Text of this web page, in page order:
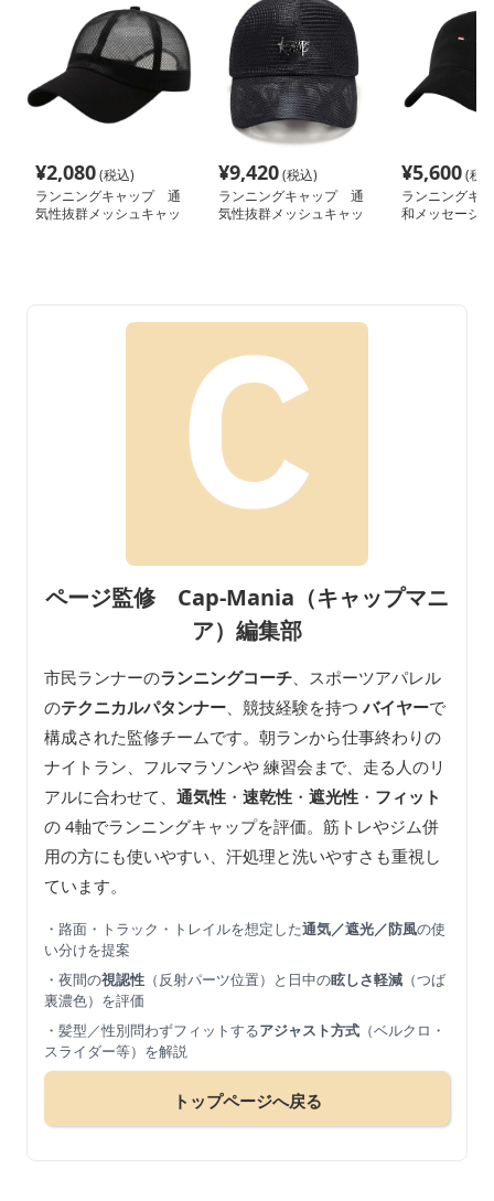
¥2,080(税込)
ランニングキャップ 通
気性抜群メッシュキャッ
¥9,420(税込)
ランニングキャップ 通
気性抜群メッシュキャッ
¥5,600(税
ランニングキ
和メッセージ
ページ監修 Cap-Mania（キャップマニ
ア）編集部
市民ランナーのランニングコーチ 、スポーツアパレル
のテクニカルパタンナー 、競技経験を持つ バイヤーで
構成された監修チームです。朝ランから仕事終わりの
ナイトラン、フルマラソンや 練習会まで、走る人のリ
アルに合わせて、 通気性 ・ 速乾性 ・ 遮光性 ・ フィット
の 4軸でランニングキャップを評価。筋トレやジム併
用の方にも使いやすい、汗処理と洗いやすさも重視し
ています。
・路面・トラック・トレイルを想定した通気／遮光／防風の使
い分けを提案
・夜間の視認性 （反射パーツ位置）と日中の眩しさ軽減 （つば
裏濃色）を評価
・髪型／性別問わずフィットするアジャスト方式 （ベルクロ・
スライダー等）を解説
トップページへ戻る